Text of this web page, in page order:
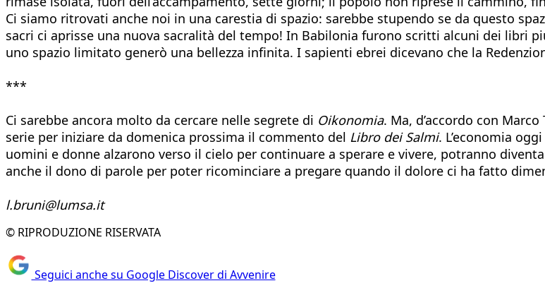
Ci siamo ritrovati anche noi in una carestia di spazio: sarebbe stupendo se da questo
sacri ci aprisse una nuova sacralità del tempo! In Babilonia furono scritti alcuni dei libri
uno spazio limitato generò una bellezza infinita. I sapienti ebrei dicevano che la
***
Ci sarebbe ancora molto da cercare nelle segrete di Oikonomia. Ma, d’accordo con
serie per iniziare da domenica prossima il commento del Libro dei Salmi. L’economia
uomini e donne alzarono verso il cielo per continuare a sperare e vivere, potranno
anche il dono di parole per poter ricominciare a pregare quando il dolore ci ha fatto
l.bruni@lumsa.it
© RIPRODUZIONE RISERVATA
Seguici anche su Google Discover di Avvenire